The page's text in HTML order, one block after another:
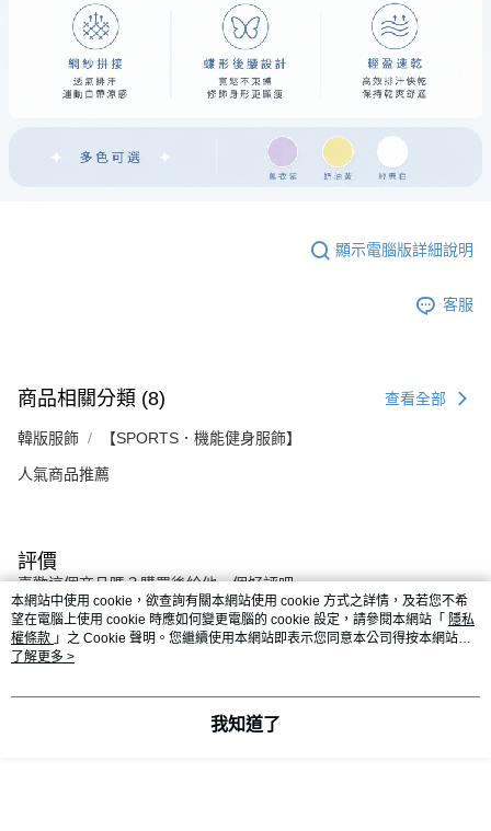
顯示電腦版詳細說明
客服
商品相關分類 (8) 查看全部
韓版服飾 【SPORTS．機能健身服飾】
人氣商品推薦
評價
喜歡這個商品嗎？購買後給他一個好評吧
本分類熱銷
本網站中使用 cookie，欲查詢有關本網站使用 cookie 方式之詳情，及若您不希
望在電腦上使用 cookie 時應如何變更電腦的 cookie 設定，請參閱本網站「 隱私
權條款 」之 Cookie 聲明。您繼續使用本網站即表示您同意本公司得按本網站使
用條款之 Cookie 聲明使用 cookie。
了解更多 >
我知道了